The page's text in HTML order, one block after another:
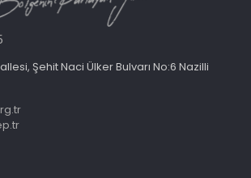
Şehit Naci Ülker Bulvarı No:6 Nazilli